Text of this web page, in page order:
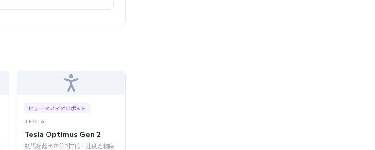
ヒューマノイドロボット
TESLA
Tesla Optimus Gen 2
初代を超えた第2世代・速度と精度